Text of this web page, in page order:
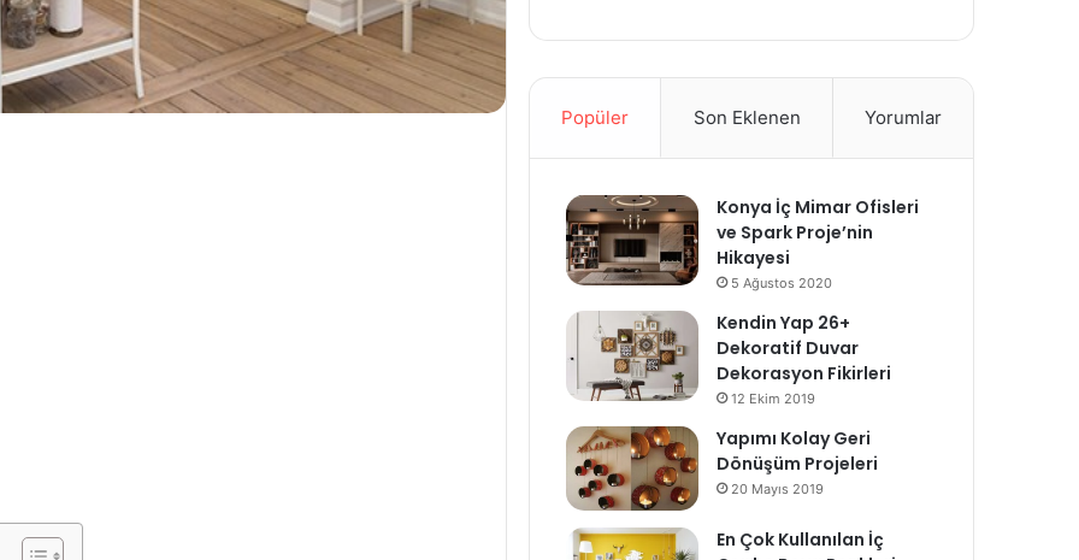
Popüler Son Eklenen Yorumlar
Konya İç Mimar Ofisleri
ve Spark Proje’nin
Hikayesi
5 Ağustos 2020
Kendin Yap 26+
Dekoratif Duvar
Dekorasyon Fikirleri
12 Ekim 2019
Yapımı Kolay Geri
Dönüşüm Projeleri
20 Mayıs 2019
En Çok Kullanılan İç